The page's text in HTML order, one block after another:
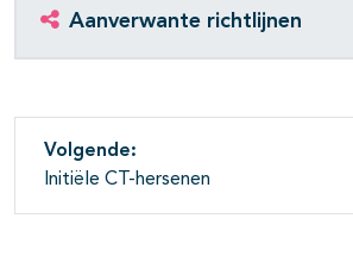
Aanverwante richtlijnen
Volgende:
Initiële CT-hersenen